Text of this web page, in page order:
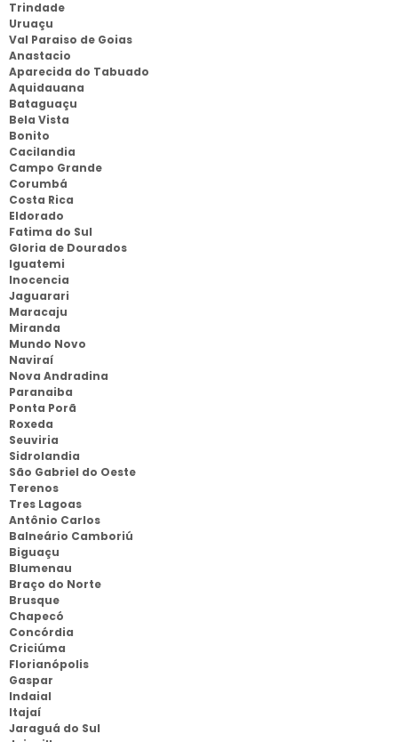
Trindade
Uruaçu
Val Paraiso de Goias
Anastacio
Aparecida do Tabuado
Aquidauana
Bataguaçu
Bela Vista
Bonito
Cacilandia
Campo Grande
Corumbá
Costa Rica
Eldorado
Fatima do Sul
Gloria de Dourados
Iguatemi
Inocencia
Jaguarari
Maracaju
Miranda
Mundo Novo
Naviraí
Nova Andradina
Paranaiba
Ponta Porã
Roxeda
Seuviria
Sidrolandia
São Gabriel do Oeste
Terenos
Tres Lagoas
Antônio Carlos
Balneário Camboriú
Biguaçu
Blumenau
Braço do Norte
Brusque
Chapecó
Concórdia
Criciúma
Florianópolis
Gaspar
Indaial
Itajaí
Jaraguá do Sul